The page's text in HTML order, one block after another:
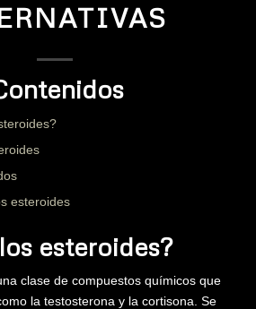
esteroides
esteroides?
clase de compuestos químicos que
la testosterona y la cortisona. Se